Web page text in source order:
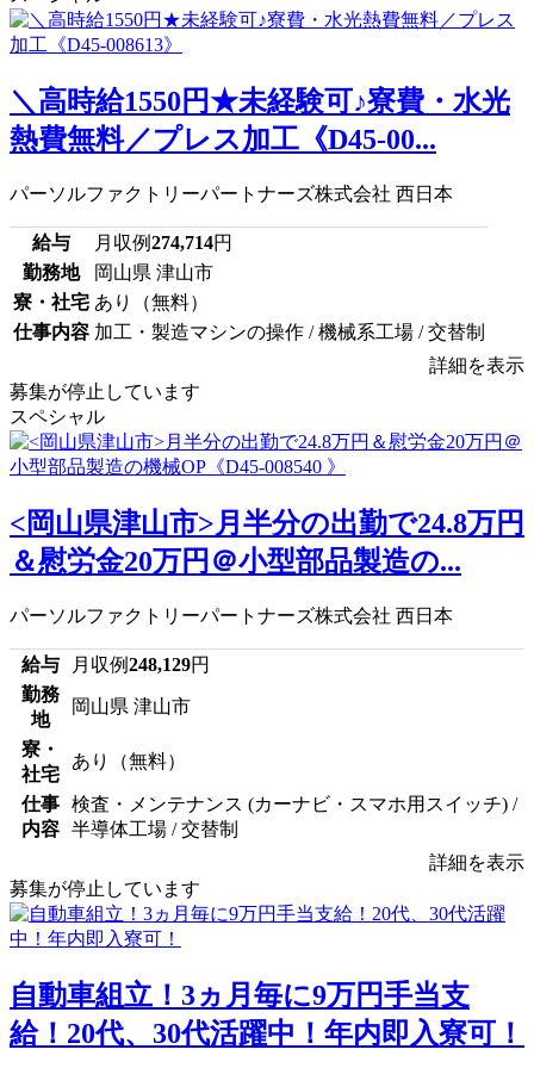
＼高時給1550円★未経験可♪寮費・水光
熱費無料／プレス加工《D45-00...
パーソルファクトリーパートナーズ株式会社 西日本
給与 月収例274,714円
勤務地
岡山県 津山市
寮・社宅 あり（無料）
仕事内容 加工・製造マシンの操作 / 機械系工場 / 交替制
詳細を表示
募集が停止しています
スペシャル
<岡山県津山市>月半分の出勤で24.8万円
＆慰労金20万円＠小型部品製造の...
パーソルファクトリーパートナーズ株式会社 西日本
給与 月収例248,129円
勤務
地
岡山県 津山市
寮・
社宅
あり（無料）
仕事
内容
検査・メンテナンス (カーナビ・スマホ用スイッチ) /
半導体工場 / 交替制
詳細を表示
募集が停止しています
自動車組立！3ヵ月毎に9万円手当支
給！20代、30代活躍中！年内即入寮可！